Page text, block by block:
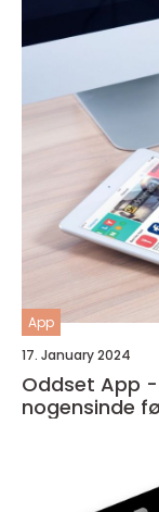
App
17. January 2024
Oddset App
nogensinde